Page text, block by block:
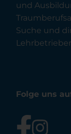
und
Suche und
Folge uns